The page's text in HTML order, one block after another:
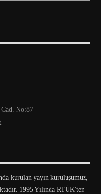
Cad. No:87
kurulan yayın kuruluşumuz,
1995 Yılında RTÜK'ten